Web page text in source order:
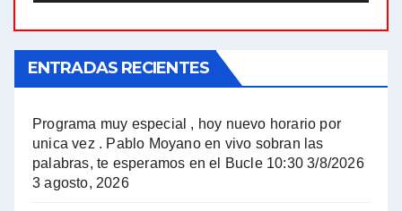
A mayor poder al empresariado le cuesta encontrar resistencia - Jose Urtubey con Jorge Gres
ENTRADAS RECIENTES
Programa muy especial , hoy nuevo horario por
unica vez . Pablo Moyano en vivo sobran las
palabras, te esperamos en el Bucle 10:30 3/8/2026
3 agosto, 2026